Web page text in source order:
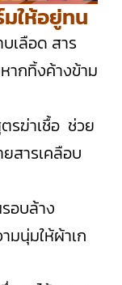
ให้อยู่ทน
เลือด สาร
หากทิ้งค้างข้าม
รฆ่าเชื้อ ช่วย
สารเคลือบ
อบล้าง
มนุ่มให้ผ้าเก